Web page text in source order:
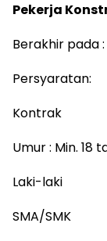
Pekerja
Berakhir pada
Persyaratan:
Kontrak
Umur : Min. 18
Laki-laki
SMA/SMK